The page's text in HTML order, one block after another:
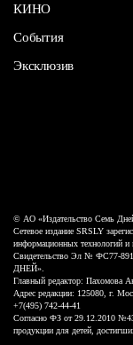
КИНО
События
Эксклюзив
© АО «Издательство Семь
Сетевое издание SRSLY
информационных технологий и
Свидетельство Эл № ФС77-
ДНЕЙ».
Главный редактор: Пахомова
Адрес редакции: 125080, г.
+7(495) 742-44-41
Согласно ФЗ от 29.12.2010
продукции для детей,